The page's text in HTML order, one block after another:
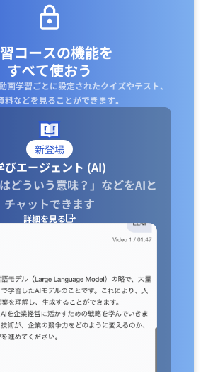
コースの機能を
すべて使おう
画学習ごとに設定されたクイズやテスト、
料などを見ることができます｡
新登場
びエージェント (AI)
はどういう意味？」などをAIと
チャットできます
詳細を見る